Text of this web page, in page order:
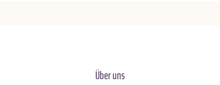
Über uns